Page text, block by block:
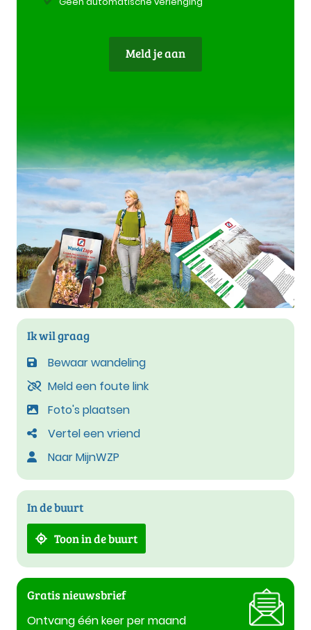
Meld je aan
Ik wil graag
Bewaar wandeling
Meld een foute link
Foto's plaatsen
Vertel een vriend
Naar MijnWZP
In de buurt
Toon in de buurt
Gratis nieuwsbrief
Ontvang één keer per maand